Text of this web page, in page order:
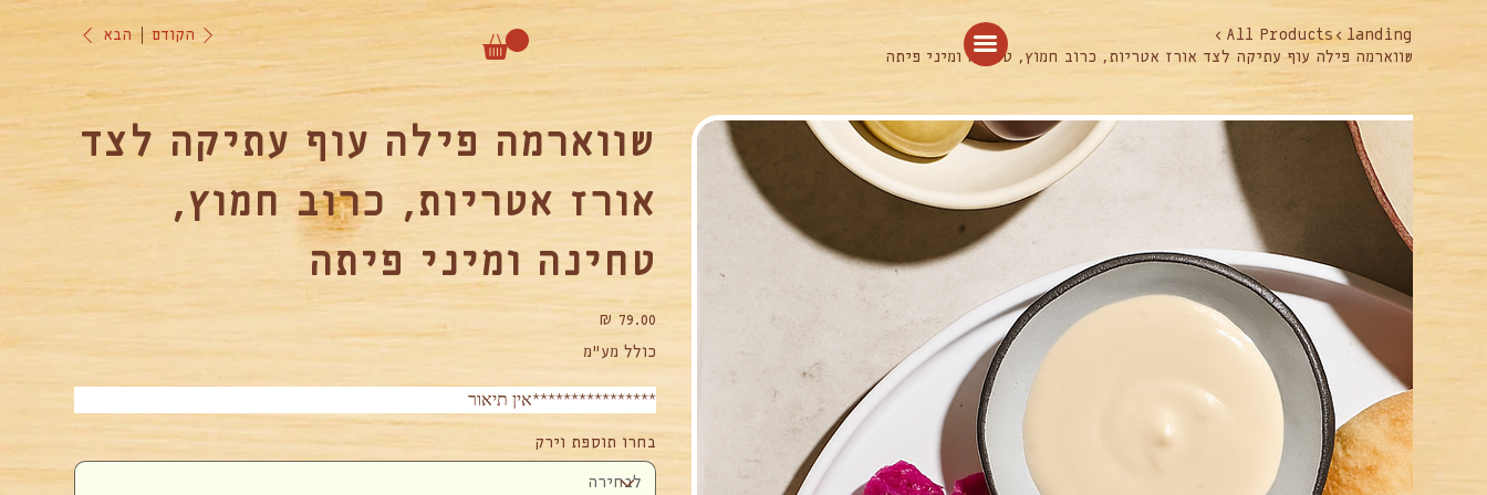
landing
>
All Products
>
שווארמה פילה עוף עתיקה לצד אורז אטריות, כרוב חמוץ, טחינה ומיני פיתה
הקודם הבא
שווארמה פילה עוף עתיקה לצד
אורז אטריות, כרוב חמוץ,
טחינה ומיני פיתה
כולל מע״מ
****************אין תיאור
בחרו תוספת וירק